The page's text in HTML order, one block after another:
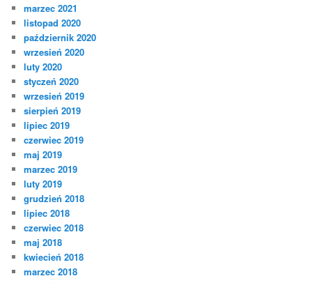
marzec 2021
listopad 2020
październik 2020
wrzesień 2020
luty 2020
styczeń 2020
wrzesień 2019
sierpień 2019
lipiec 2019
czerwiec 2019
maj 2019
marzec 2019
luty 2019
grudzień 2018
lipiec 2018
czerwiec 2018
maj 2018
kwiecień 2018
marzec 2018